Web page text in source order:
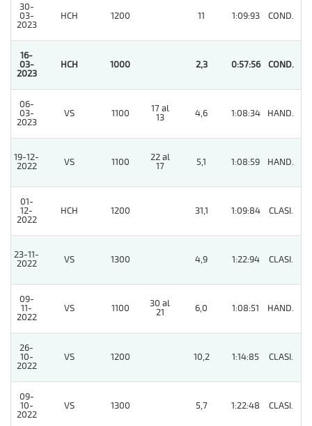
30-
03-
2023
HCH 1200 11 1:09:93 COND.
16-
03-
2023
HCH 1000 2,3 0:57:56 COND.
06-
03-
2023
VS 1100
17 al
13
4,6 1:08:34 HAND.
19-12-
2022
VS 1100
22 al
17
5,1 1:08:59 HAND.
01-
12-
2022
HCH 1200 31,1 1:09:84 CLASI.
23-11-
2022
VS 1300 4,9 1:22:94 CLASI.
09-
11-
2022
VS 1100
30 al
21
6,0 1:08:51 HAND.
26-
10-
2022
VS 1200 10,2 1:14:85 CLASI.
09-
10-
2022
VS 1300 5,7 1:22:48 CLASI.